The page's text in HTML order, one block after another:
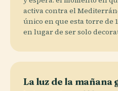
activa contra el
único en que esta torre de
en lugar de ser solo
La luz de la mañana